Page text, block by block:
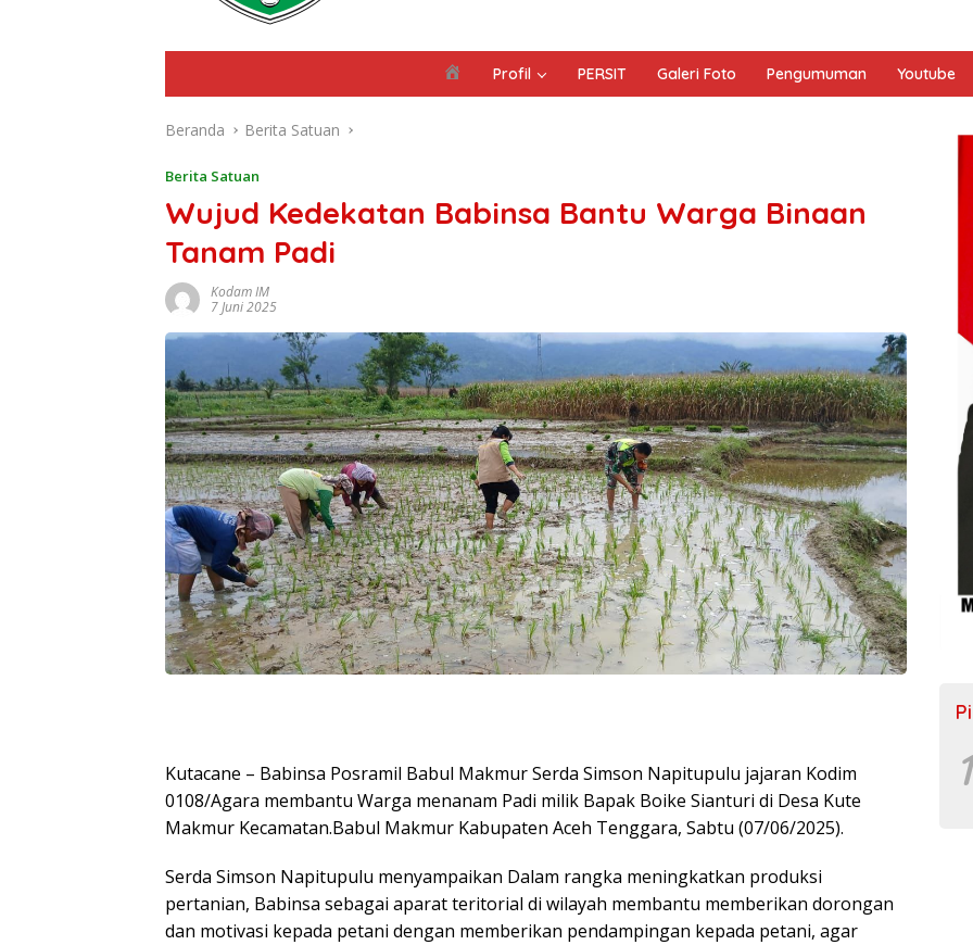
e
Profil PERSIT Galeri Foto Pengumuman Youtube
Beranda Berita Satuan
Berita Satuan
Wujud Kedekatan Babinsa Bantu Warga Binaan
Tanam Padi
Kodam IM
7 Juni 2025
Kutacane – Babinsa Posramil Babul Makmur Serda Simson Napitupulu jajaran Kodim
0108/Agara membantu Warga menanam Padi milik Bapak Boike Sianturi di Desa Kute
Makmur Kecamatan.Babul Makmur Kabupaten Aceh Tenggara, Sabtu (07/06/2025).
Serda Simson Napitupulu menyampaikan Dalam rangka meningkatkan produksi
pertanian, Babinsa sebagai aparat teritorial di wilayah membantu memberikan dorongan
dan motivasi kepada petani dengan memberikan pendampingan kepada petani, agar
1